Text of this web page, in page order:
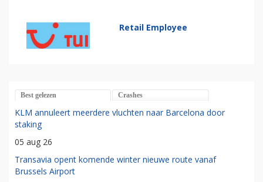
Retail Employee
Best gelezen Crashes
KLM annuleert meerdere vluchten naar Barcelona door
staking
05 aug 26
Transavia opent komende winter nieuwe route vanaf
Brussels Airport